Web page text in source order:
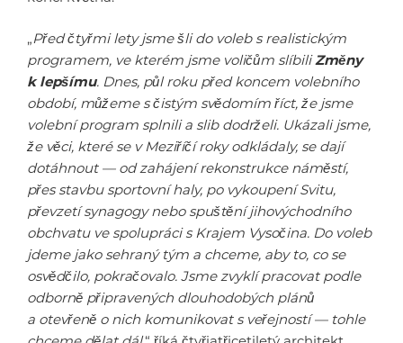
„Před čtyřmi lety jsme šli do voleb s realistickým
programem, ve kterém jsme voličům slíbiliZměny
k lepšímu. Dnes, půl roku před koncem volebního
období, můžeme s čistým svědomím říct, že jsme
volební program splnili a slib dodrželi. Ukázali jsme,
že věci, které se v Meziříčí roky odkládaly, se dají
dotáhnout — od zahájení rekonstrukce náměstí,
přes stavbu sportovní haly, po vykoupení Svitu,
převzetí synagogy nebo spuštění jihovýchodního
obchvatu ve spolupráci s Krajem Vysočina. Do voleb
jdeme jako sehraný tým a chceme, aby to, co se
osvědčilo, pokračovalo. Jsme zvyklí pracovat podle
odborně připravených dlouhodobých plánů
a otevřeně o nich komunikovat s veřejností — tohle